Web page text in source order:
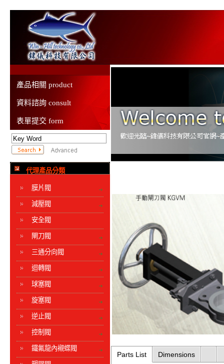
產品相關 product
資料諮詢 consult
表單提交 form
代理產品分類
膜片閥
減壓閥
安全閥
閘刀閥
三通分向閥
迴轉閥
球塞閥
旋塞閥
逆止閥
控制閥
鐵氟龍內襯蝶閥
Parts List Dimensions